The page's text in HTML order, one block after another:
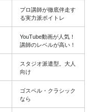
プロ講師が徹底伴走す
る実力派ボイトレ
YouTube動画が人気！
講師のレベルが高い！
スタジオ派遣型。大人
向け
ゴスペル・クラシック
なら